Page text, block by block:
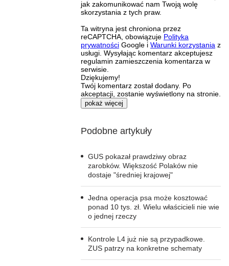
jak zakomunikować nam Twoją wolę
skorzystania z tych praw.
Ta witryna jest chroniona przez
reCAPTCHA, obowiązuje Polityka
prywatności Google i Warunki korzystania z
usługi. Wysyłając komentarz akceptujesz
regulamin zamieszczenia komentarza w
serwisie.
Dziękujemy!
Twój komentarz został dodany. Po
akceptacji, zostanie wyświetlony na stronie.
pokaż więcej
Podobne artykuły
GUS pokazał prawdziwy obraz
zarobków. Większość Polaków nie
dostaje "średniej krajowej"
Jedna operacja psa może kosztować
ponad 10 tys. zł. Wielu właścicieli nie wie
o jednej rzeczy
Kontrole L4 już nie są przypadkowe.
ZUS patrzy na konkretne schematy